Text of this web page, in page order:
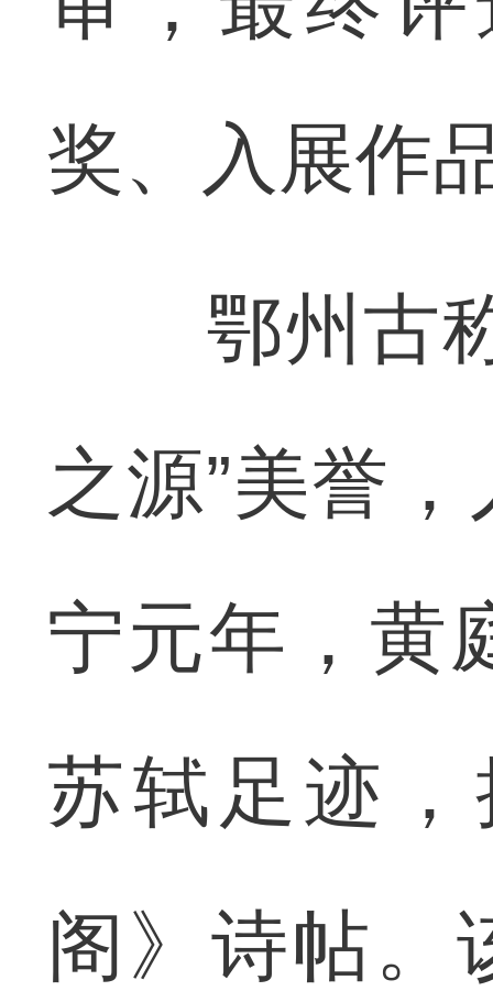
奖、入展作
鄂州古称
之源”美誉
宁元年，黄
苏轼足迹
阁》诗帖。